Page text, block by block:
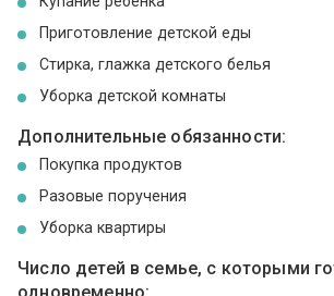
Приготовление детской еды
Стирка, глажка детского белья
Уборка детской комнаты
Дополнительные обязанности:
Покупка продуктов
Разовые поручения
Уборка квартиры
Число детей в семье, с которыми